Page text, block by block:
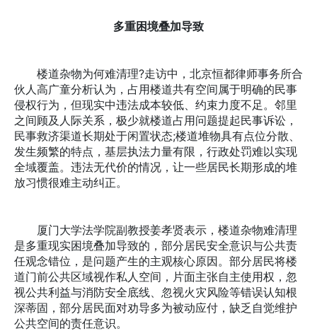
多重困境叠加导致
楼道杂物为何难清理?走访中，北京恒都律师事务所合
伙人高广童分析认为，占用楼道共有空间属于明确的民事
侵权行为，但现实中违法成本较低、约束力度不足。邻里
之间顾及人际关系，极少就楼道占用问题提起民事诉讼，
民事救济渠道长期处于闲置状态;楼道堆物具有点位分散、
发生频繁的特点，基层执法力量有限，行政处罚难以实现
全域覆盖。违法无代价的情况，让一些居民长期形成的堆
放习惯很难主动纠正。
厦门大学法学院副教授姜孝贤表示，楼道杂物难清理
是多重现实困境叠加导致的，部分居民安全意识与公共责
任观念错位，是问题产生的主观核心原因。部分居民将楼
道门前公共区域视作私人空间，片面主张自主使用权，忽
视公共利益与消防安全底线、忽视火灾风险等错误认知根
深蒂固，部分居民面对劝导多为被动应付，缺乏自觉维护
公共空间的责任意识。